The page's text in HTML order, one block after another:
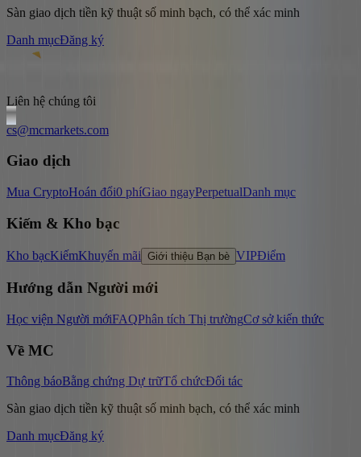
Sàn giao dịch tiền kỹ thuật số minh bạch, có thể xác minh
Danh mụcĐăng ký
Liên hệ chúng tôi
cs@mcmarkets.com
Giao dịch
Mua CryptoHoán đổi0 phíGiao ngayPerpetualDanh mục
Kiếm & Kho bạc
Kho bạcKiếmKhuyến mãi Giới thiệu Bạn bè VIPĐiểm
Hướng dẫn Người mới
Học viện Người mớiFAQPhân tích Thị trườngCơ sở kiến thức
Về MC
Thông báoBằng chứng Dự trữTổ chứcĐối tác
Sàn giao dịch tiền kỹ thuật số minh bạch, có thể xác minh
Danh mụcĐăng ký